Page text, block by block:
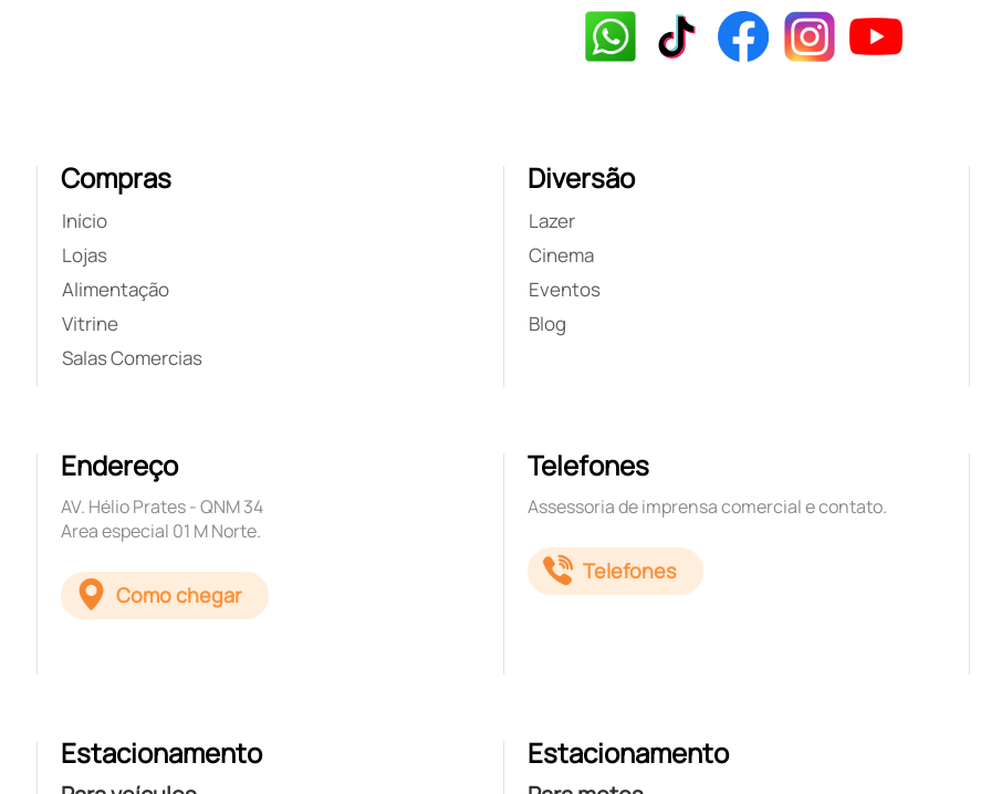
Compras
Início
Lojas
Alimentação
Vitrine
Salas Comercias
Diversão
Lazer
Cinema
Eventos
Blog
Endereço
AV. Hélio Prates - QNM 34
Area especial 01 M Norte.
Como chegar
Telefones
Assessoria de imprensa comercial e contato.
Telefones
Estacionamento Estacionamento